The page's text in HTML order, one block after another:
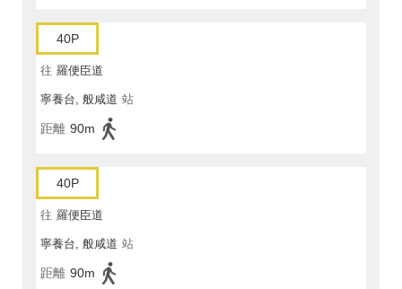
40P
往 羅便臣道
寧養台, 般咸道 站
距離 90m
40P
往 羅便臣道
寧養台, 般咸道 站
距離 90m